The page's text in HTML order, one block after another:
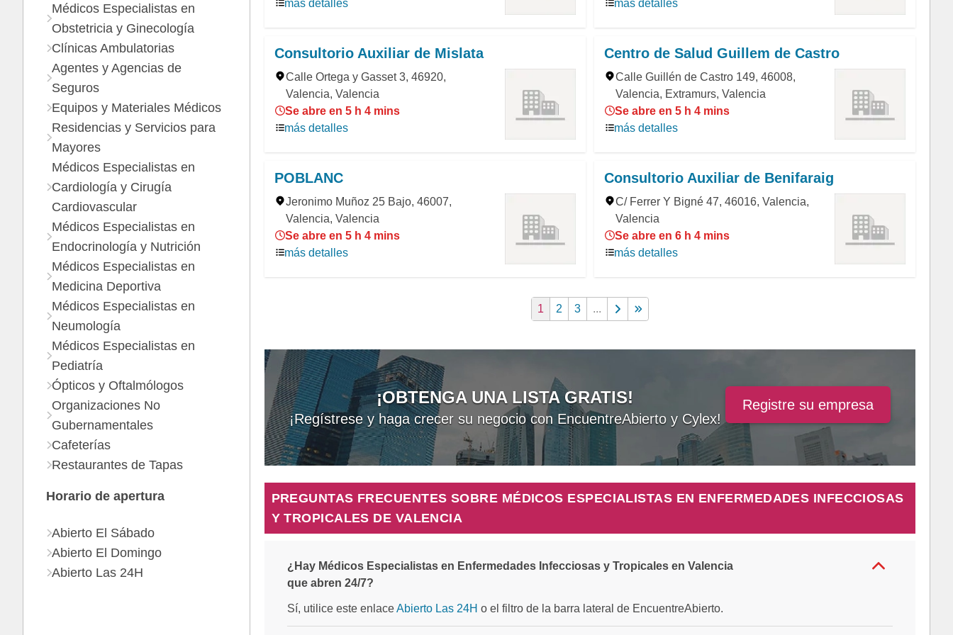
más detalles más detalles
Consultorio Auxiliar de Mislata
Calle Ortega y Gasset 3, 46920,
Valencia, Valencia
Se abre en 5 h 4 mins
más detalles
Centro de Salud Guillem de Castro
Calle Guillén de Castro 149, 46008,
Valencia, Extramurs, Valencia
Se abre en 5 h 4 mins
más detalles
POBLANC
Jeronimo Muñoz 25 Bajo, 46007,
Valencia, Valencia
Se abre en 5 h 4 mins
más detalles
Consultorio Auxiliar de Benifaraig
C/ Ferrer Y Bigné 47, 46016, Valencia,
Valencia
Se abre en 6 h 4 mins
más detalles
1 2 3 ...
¡OBTENGA UNA LISTA GRATIS!
¡Regístrese y haga crecer su negocio con EncuentreAbierto y Cylex!
Registre su empresa
PREGUNTAS FRECUENTES SOBRE MÉDICOS ESPECIALISTAS EN ENFERMEDADES INFECCIOSAS
Y TROPICALES DE VALENCIA
¿Hay Médicos Especialistas en Enfermedades Infecciosas y Tropicales en Valencia
que abren 24/7?
Sí, utilice este enlace Abierto Las 24H o el filtro de la barra lateral de EncuentreAbierto.
Médicos Especialistas en
Obstetricia y Ginecología
Clínicas Ambulatorias
Agentes y Agencias de
Seguros
Equipos y Materiales Médicos
Residencias y Servicios para
Mayores
Médicos Especialistas en
Cardiología y Cirugía
Cardiovascular
Médicos Especialistas en
Endocrinología y Nutrición
Médicos Especialistas en
Medicina Deportiva
Médicos Especialistas en
Neumología
Médicos Especialistas en
Pediatría
Ópticos y Oftalmólogos
Organizaciones No
Gubernamentales
Cafeterías
Restaurantes de Tapas
Horario de apertura
Abierto El Sábado
Abierto El Domingo
Abierto Las 24H